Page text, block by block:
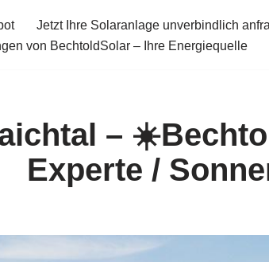
Jetzt Ihre Solaranlage unverbindlich
von BechtoldSolar – Ihre Energiequelle
–
Experte /